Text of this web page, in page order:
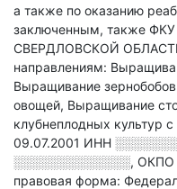
а также по оказанию
заключенным, также
СВЕРДЛОВСКОЙ
направлениям:
Выращивание
овощей, Выращивание
клубнеплодных культур
09.07.2001 ИНН
░░░░░░░░░░░░░, ОКПО
правовая форма: